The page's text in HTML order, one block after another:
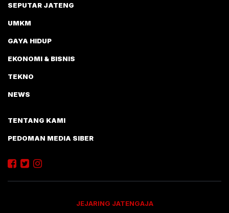
SEPUTAR JATENG
UMKM
GAYA HIDUP
EKONOMI & BISNIS
TEKNO
NEWS
TENTANG KAMI
PEDOMAN MEDIA SIBER
JEJARING JATENGAJA